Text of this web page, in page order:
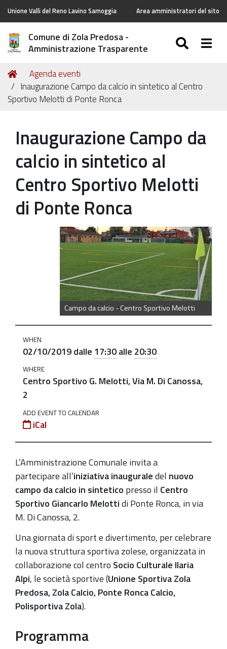
Unione Valli del Reno Lavino Samoggia Area amministratori del sito
Comune di Zola Predosa -
Amministrazione Trasparente
Tu
sei
qui:
Home
Agenda eventi
Inaugurazione Campo da calcio in sintetico al Centro
Sportivo Melotti di Ponte Ronca
Inaugurazione Campo da
calcio in sintetico al
Centro Sportivo Melotti
di Ponte Ronca
Campo da calcio - Centro Sportivo Melotti
https://old.comune.zolapredosa.bo.it/events/
centro-
sportivo-
melotti-
di-
ponte-
ronca
Inaugurazione
Campo
da
calcio
in
sintetico
al
Centro
Sportivo
Melotti
di
Ponte
Ronca
2019-
10-
2019-
WHEN
02/10/2019dalle 17:30alle 20:30
WHERE
Centro Sportivo G. Melotti, Via M. Di Canossa,
2
ADD EVENT TO CALENDAR
iCal
L’Amministrazione Comunale invita a
partecipare all’iniziativa inauguraledel nuovo
campo da calcio in sintetico presso il Centro
Sportivo Giancarlo Melottidi Ponte Ronca, in via
M. Di Canossa, 2.
Una giornata di sport e divertimento, per celebrare
la nuova struttura sportiva zolese, organizzata in
collaborazione col centro Socio Culturale Ilaria
Alpi, le società sportive (Unione Sportiva Zola
Predosa, Zola Calcio, Ponte Ronca Calcio,
Polisportiva Zola).
Programma